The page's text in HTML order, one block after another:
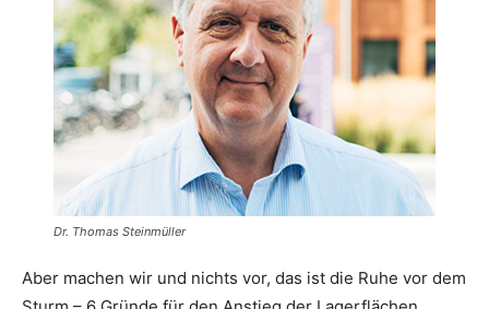
Dr. Thomas Steinmüller
Aber machen wir und nichts vor, das ist die Ruhe vor dem